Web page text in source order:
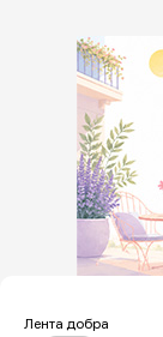
Лента добра